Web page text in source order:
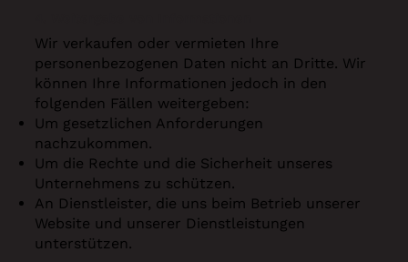
Wir verkaufen oder vermieten Ihre
personenbezogenen Daten nicht an Dritte. Wir
können Ihre Informationen jedoch in den
folgenden Fällen weitergeben:
Um gesetzlichen Anforderungen
nachzukommen.
Um die Rechte und die Sicherheit unseres
Unternehmens zu schützen.
An Dienstleister, die uns beim Betrieb unserer
Website und unserer Dienstleistungen
unterstützen.